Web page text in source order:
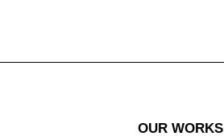
OUR WORKS